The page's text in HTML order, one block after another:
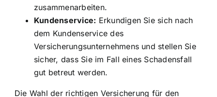
zusammenarbeiten.
Kundenservice: Erkundigen Sie sich nach
dem Kundenservice des
Versicherungsunternehmens und stellen Sie
sicher, dass Sie im Fall eines Schadensfall
gut betreut werden.
Die Wahl der richtigen Versicherung für den